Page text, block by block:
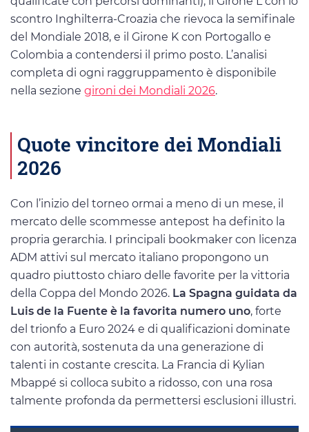
scontro Inghilterra-Croazia che rievoca la semifinale
del Mondiale 2018, e il Girone K con Portogallo e
Colombia a contendersi il primo posto. L’analisi
completa di ogni raggruppamento è disponibile
nella sezione gironi dei Mondiali 2026.
Quote vincitore dei Mondiali
2026
Con l’inizio del torneo ormai a meno di un mese, il
mercato delle scommesse antepost ha definito la
propria gerarchia. I principali bookmaker con licenza
ADM attivi sul mercato italiano propongono un
quadro piuttosto chiaro delle favorite per la vittoria
della Coppa del Mondo 2026. La Spagna guidata da
Luis de la Fuente è la favorita numero uno, forte
del trionfo a Euro 2024 e di qualificazioni dominate
con autorità, sostenuta da una generazione di
talenti in costante crescita. La Francia di Kylian
Mbappé si colloca subito a ridosso, con una rosa
talmente profonda da permettersi esclusioni illustri.